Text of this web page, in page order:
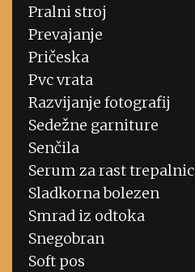
Pralni stroj
Prevajanje
Pričeska
Pvc vrata
Razvijanje fotografij
Sedežne garniture
Senčila
Serum za rast trepalnic
Sladkorna bolezen
Smrad iz odtoka
Snegobran
Soft pos